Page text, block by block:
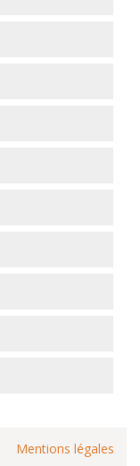
Mentions légales